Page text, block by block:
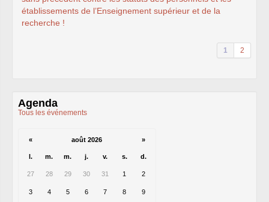
IRSTEA, 2014
IRSTEA
CQ2005-2008
Budget - crédits labos
Doctorants
GIE Editions
Inclassables
établissements de l’Enseignement supérieur et de la
recherche !
1 2
Agenda
Tous les événements
« août 2026 »
l. m. m. j. v. s. d.
27 28 29 30 31 1 2
3 4 5 6 7 8 9